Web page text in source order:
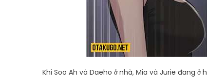
Khi Soo Ah và Daeho ở nhà, Mia và Jurie đang ở